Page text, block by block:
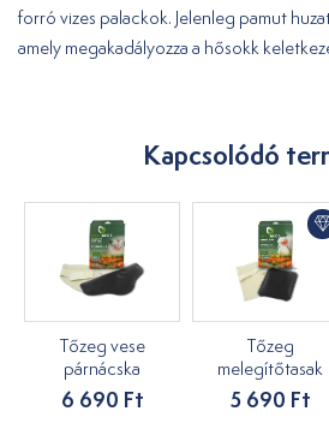
forró vizes palackok. Jelenleg pamut
amely megakadályozza a hősokk
Kapcsolódó
Tőzeg vese
párnácska
6 690 Ft
Tőzeg
melegítőtasak
5 690 Ft